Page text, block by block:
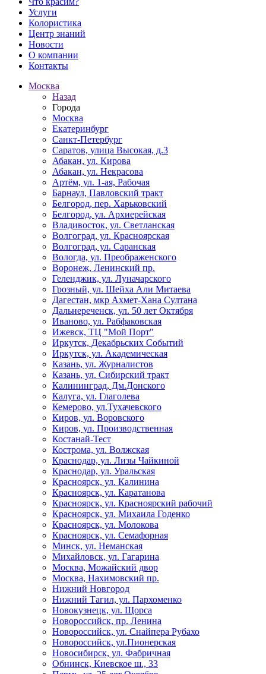
Услуги
Колористика
Центр знаний
Новости
О компании
Контакты
Москва
Назад
Города
Москва
Екатеринбург
Санкт-Петербург
Саратов, улица Высокая, д.3
Абакан, ул. Кирова
Абакан, ул. Некрасова
Артём, ул. 1-ая, Рабочая
Барнаул, Павловский тракт
Белгород, пер. Харьковский
Белгород, ул. Архиерейская
Владивосток, ул. Светланская
Волгоград, ул. Красноярская
Волгоград, ул. Саранская
Вологда, ул. Преображенского
Воронеж, Ленинский пр.
Геленджик, ул. Луначарского
Грозный, ул. Шейха Али Митаева
Дагестан, мкр Ахмет-Хана Султана
Дальнереченск, ул. 50 лет Октября
Иваново, ул. Рабфаковская
Ижевск, ТЦ "Мой Порт"
Иркутск, Декабрьских Событий
Иркутск, ул. Академическая
Казань, ул. Журналистов
Казань, ул. Сибирский тракт
Калининград, Дм.Донского
Калуга, ул. Глаголева
Кемерово, ул.Тухачевского
Киров, ул. Воровского
Киров, ул. Производственная
Костанай-Тест
Кострома, ул. Волжская
Краснодар, ул. Лизы Чайкиной
Краснодар, ул. Уральская
Красноярск, ул. Калинина
Красноярск, ул. Каратанова
Красноярск, ул. Красноярский рабочий
Красноярск, ул. Михаила Годенко
Красноярск, ул. Молокова
Красноярск, ул. Семафорная
Минск, ул. Неманская
Михайловск, ул. Гагарина
Москва, Можайский двор
Москва, Нахимовский пр.
Нижний Новгород
Нижний Тагил, ул. Пархоменко
Новокузнецк, ул. Щорса
Новороссийск, пр. Ленина
Новороссийск, ул. Снайпера Рубахо
Новороссийск, ул.Пионерская
Новосибирск, ул. Фабричная
Обнинск, Киевское ш., 33